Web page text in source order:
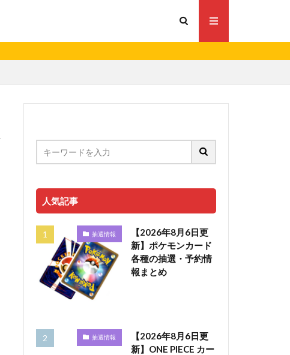
人気記事
抽選情報
【2026年8月6日更
新】ポケモンカード
各種の抽選・予約情
報まとめ
抽選情報
【2026年8月6日更
新】ONE PIECE カー